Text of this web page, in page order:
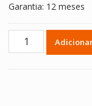
Garantia: 12 meses
Quantidade